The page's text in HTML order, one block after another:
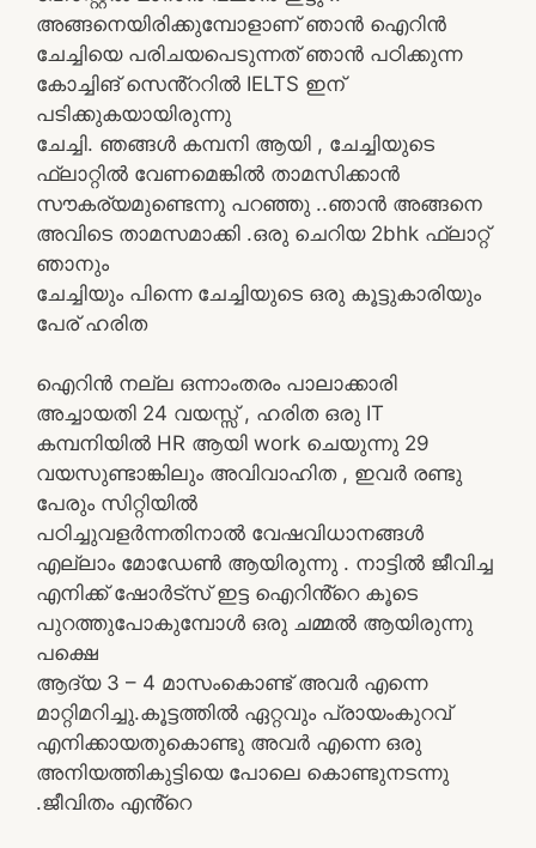
അങ്ങനെയിരിക്കുമ്പോളാണ് ഞാൻ ഐറിൻ
ചേച്ചിയെ പരിചയപെടുന്നത് ഞാൻ പഠിക്കുന്ന
കോച്ചിങ് സെൻ്ററിൽ IELTS ഇന്
പടിക്കുകയായിരുന്നു
ചേച്ചി. ഞങ്ങൾ കമ്പനി ആയി , ചേച്ചിയുടെ
ഫ്ലാറ്റിൽ വേണമെങ്കിൽ താമസിക്കാൻ
സൗകര്യമുണ്ടെന്നു പറഞ്ഞു ..ഞാൻ അങ്ങനെ
അവിടെ താമസമാക്കി .ഒരു ചെറിയ 2bhk ഫ്ലാറ്റ്
ഞാനും
ചേച്ചിയും പിന്നെ ചേച്ചിയുടെ ഒരു കൂട്ടുകാരിയും
പേര് ഹരിത
ഐറിൻ നല്ല ഒന്നാംതരം പാലാക്കാരി
അച്ചായതി 24 വയസ്സ് , ഹരിത ഒരു IT
കമ്പനിയിൽ HR ആയി work ചെയുന്നു 29
വയസുണ്ടാങ്കിലും അവിവാഹിത , ഇവർ രണ്ടു
പേരും സിറ്റിയിൽ
പഠിച്ചുവളർന്നതിനാൽ വേഷവിധാനങ്ങൾ
എല്ലാം മോഡേൺ ആയിരുന്നു . നാട്ടിൽ ജീവിച്ച
എനിക്ക് ഷോർട്സ് ഇട്ട ഐറിൻ്റെ കൂടെ
പുറത്തുപോകുമ്പോൾ ഒരു ചമ്മൽ ആയിരുന്നു
പക്ഷെ
ആദ്യ 3 – 4 മാസംകൊണ്ട് അവർ എന്നെ
മാറ്റിമറിച്ചു.കൂട്ടത്തിൽ ഏറ്റവും പ്രായംകുറവ്
എനിക്കായതുകൊണ്ടു അവർ എന്നെ ഒരു
അനിയത്തികുട്ടിയെ പോലെ കൊണ്ടുനടന്നു
.ജീവിതം എൻ്റെ